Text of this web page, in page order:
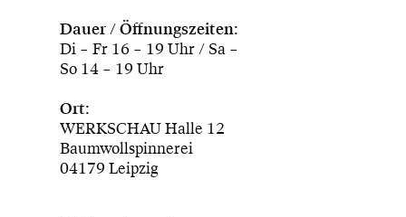
Dauer / Öffnungszeiten:
Di – Fr 16 – 19 Uhr / Sa –
So 14 – 19 Uhr
Ort:
WERKSCHAU Halle 12
Baumwollspinnerei
04179 Leipzig